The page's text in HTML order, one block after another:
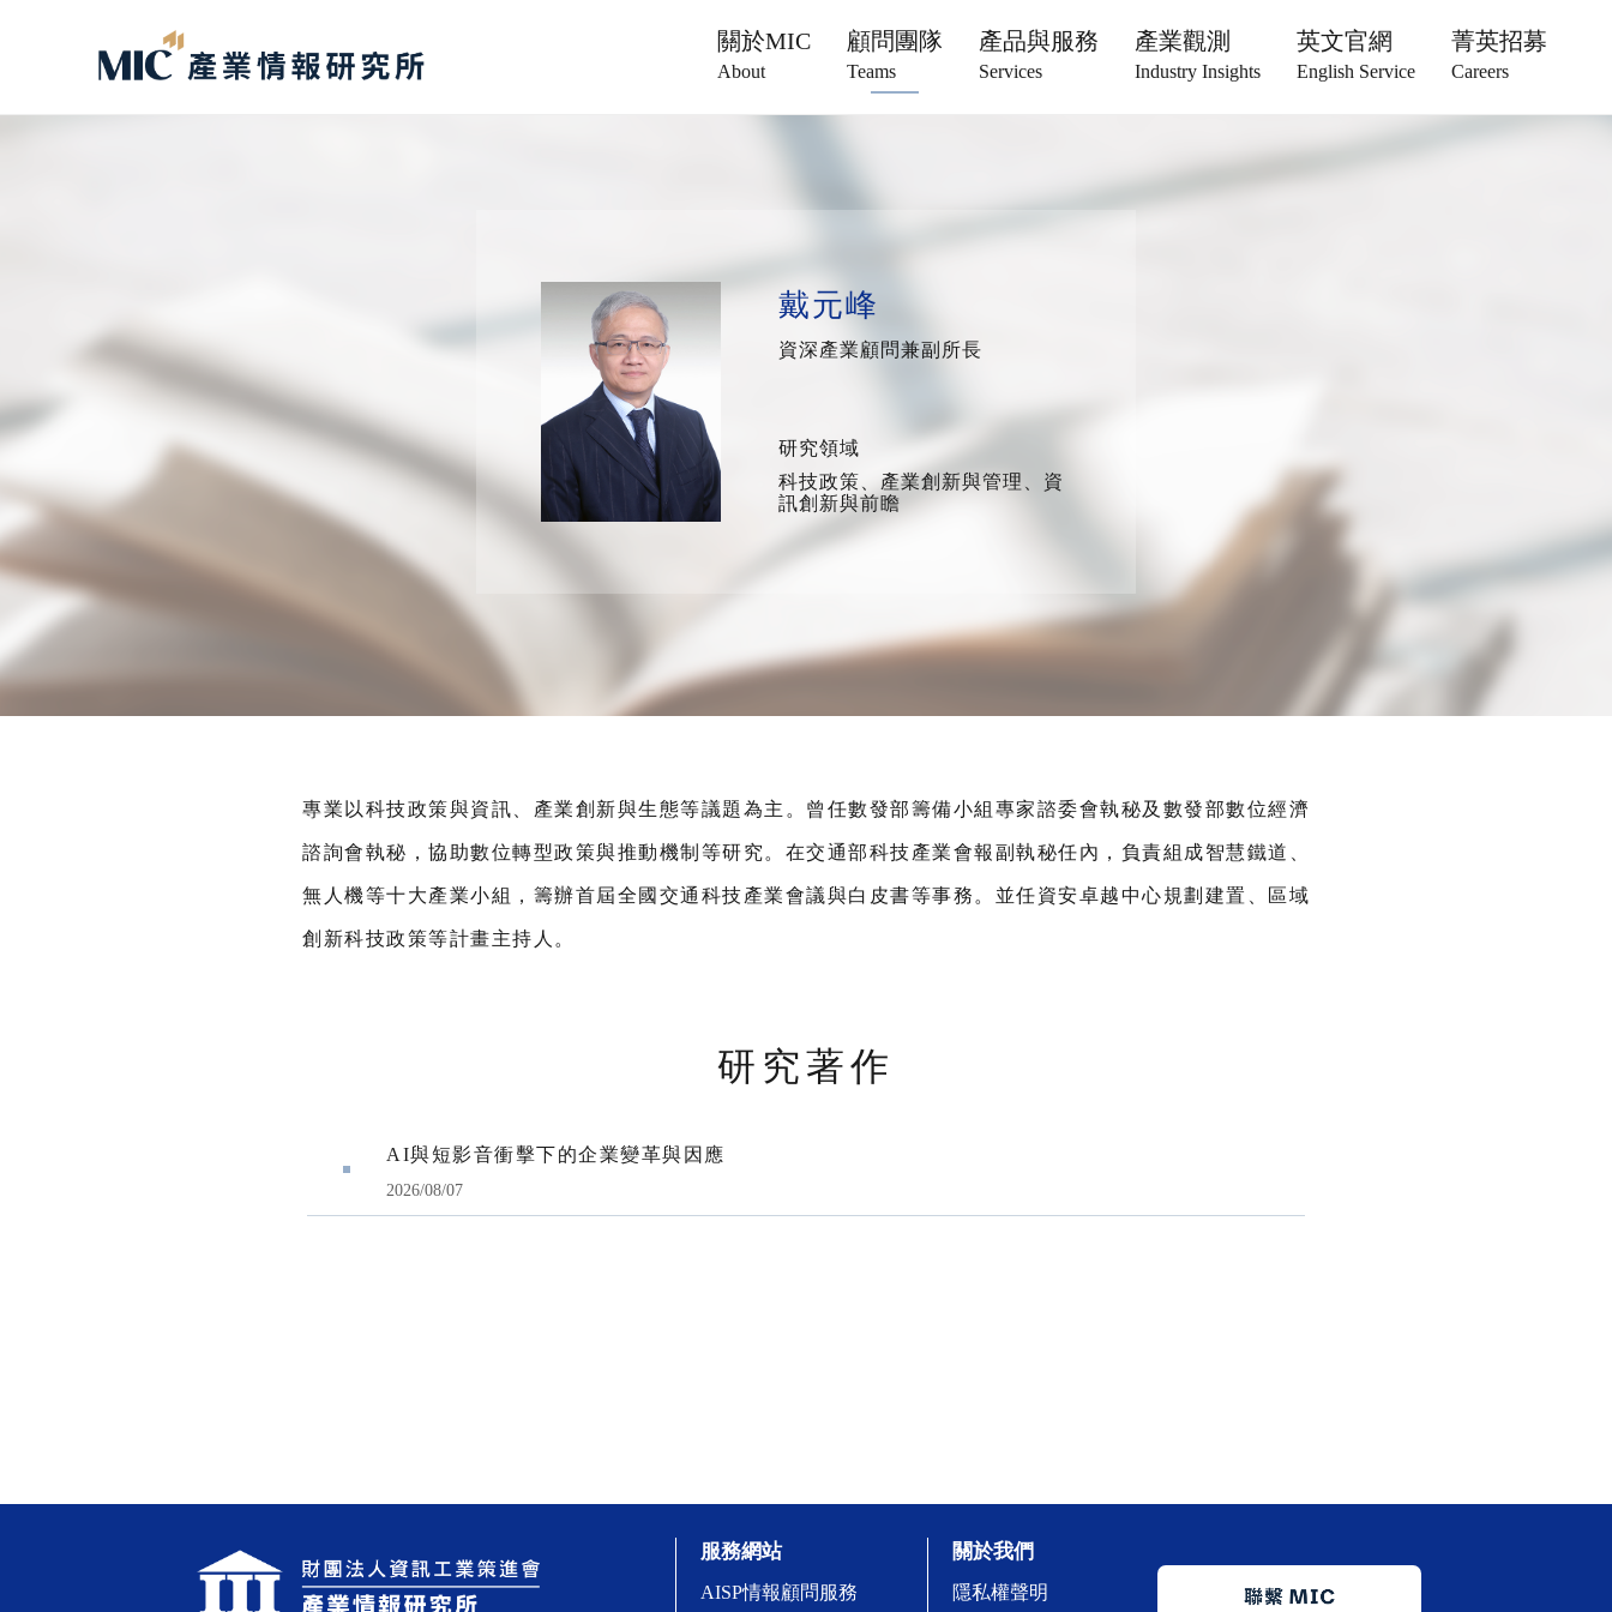
關於MIC
About
顧問團隊
Teams
產品與服務
Services
產業觀測
Industry Insights
英文官網
English Service
菁英招募
Careers
戴元峰
資深產業顧問兼副所長
研究領域
科技政策、產業創新與管理、資
訊創新與前瞻
專業以科技政策與資訊、產業創新與生態等議題為主。曾任數發部籌備小組專家諮委會執秘及數發部數位經濟
諮詢會執秘，協助數位轉型政策與推動機制等研究。在交通部科技產業會報副執秘任內，負責組成智慧鐵道、
無人機等十大產業小組，籌辦首屆全國交通科技產業會議與白皮書等事務。並任資安卓越中心規劃建置、區域
創新科技政策等計畫主持人。
研究著作
AI與短影音衝擊下的企業變革與因應
2026/08/07
服務網站
AISP情報顧問服務
關於我們
隱私權聲明